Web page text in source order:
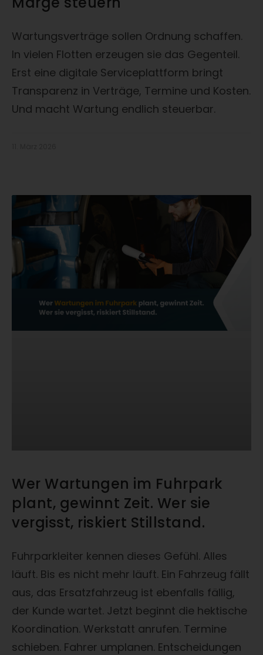
Wartungsverträge sollen Ordnung schaffen.
In vielen Flotten erzeugen sie das Gegenteil.
Erst eine digitale Serviceplattform bringt
Transparenz in Verträge, Termine und Kosten.
Und macht Wartung endlich steuerbar.
Wer Wartungen im Fuhrpark
plant, gewinnt Zeit. Wer sie
vergisst, riskiert Stillstand.
Fuhrparkleiter kennen dieses Gefühl. Alles
läuft. Bis es nicht mehr läuft. Ein Fahrzeug fällt
aus, das Ersatzfahrzeug ist ebenfalls fällig,
der Kunde wartet. Jetzt beginnt die hektische
Koordination. Werkstatt anrufen. Termine
schieben. Fahrer umplanen. Entscheidungen